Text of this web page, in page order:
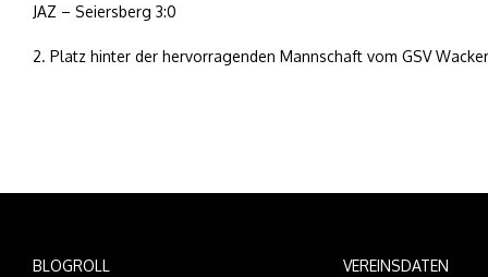
JAZ – Seiersberg 3:0
2. Platz hinter der hervorragenden Mannschaft vom GSV
BLOGROLL VEREINSDATEN